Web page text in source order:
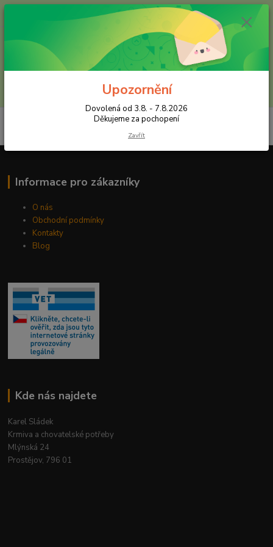
(Po-Pá, 8:30-16 hod.)
Informace pro zákazníky
O nás
Obchodní podmínky
Kontakty
Blog
Kde nás najdete
Karel Sládek
Krmiva a chovatelské potřeby
Mlýnská 24
Prostějov, 796 01
Upozornění
Dovolená od 3.8. - 7.8.2026
Děkujeme za pochopení
Zavřít